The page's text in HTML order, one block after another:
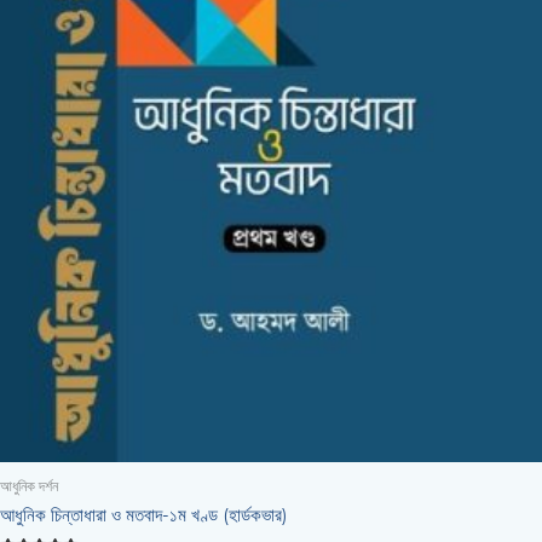
আধুনিক দর্শন
আধুনিক চিন্তাধারা ও মতবাদ-১ম খণ্ড (হার্ডকভার)